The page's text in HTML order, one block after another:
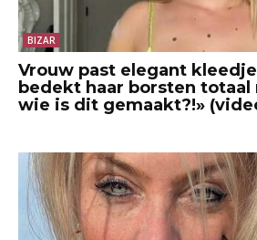
BIZAR
Vrouw past elegant
bedekt haar borsten totaal
wie is dit gemaakt?!»